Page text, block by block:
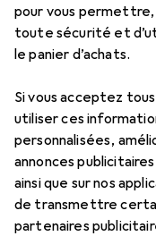
pour vous
toute sécurité et
le panier d’achats.
Si vous acceptez
utiliser ces
personnalisées,
annonces
ainsi que sur nos
de transmettre
partenaires
Ici, vous trouverez
produit Color Expert
des catégories
et Accessoires de